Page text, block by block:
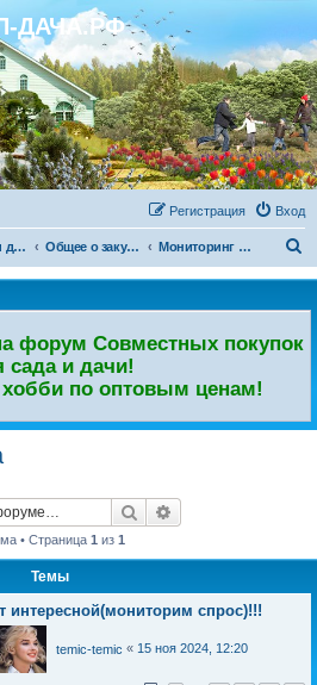
ДАЧА.РФ
Вход
Регистрация
СП-закупки для дачи и сада Общее о закупках Мониторинг спроса
форум Совместных покупок
сада и дачи!
по оптовым ценам!
Поиск
• Страница 1 из 1
Темы
интересной(мониторим спрос)!!!
temic-temic « 15 ноя 2024, 12:20